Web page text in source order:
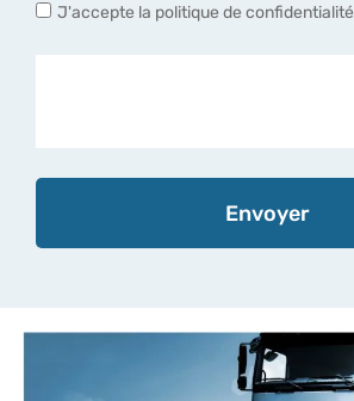
J'accepte la politique de confidentialité
Envoyer